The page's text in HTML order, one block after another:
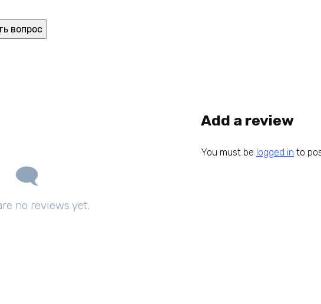
no reviews yet.
Add a review
You must be logged in to